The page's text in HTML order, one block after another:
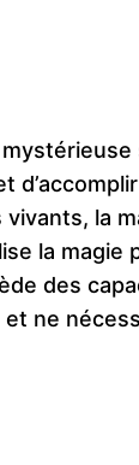
la
la magie
des
ne